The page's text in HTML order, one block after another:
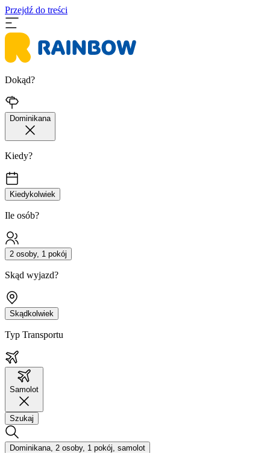
Przejdź do treści
Dokąd?
Dominikana
Kiedy?
Kiedykolwiek
Ile osób?
2 osoby, 1 pokój
Skąd wyjazd?
Skądkolwiek
Typ Transportu
Samolot
Szukaj
Dominikana, 2 osoby, 1 pokój, samolot